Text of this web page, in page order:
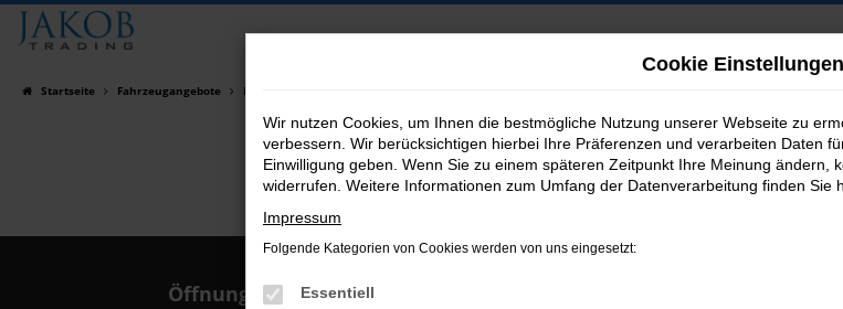
Zum
Hauptinhalt
Startseite Fahrzeugangebote Fahrzeugsuche
B2B-Shop
Öffnungszeiten:
Cookie Einstellungen
Wir nutzen Cookies, um Ihnen die bestmögliche Nutzung unserer Webseite zu
verbessern. Wir berücksichtigen hierbei Ihre Präferenzen und verarbeiten Daten
Einwilligung geben. Wenn Sie zu einem späteren Zeitpunkt Ihre Meinung ändern,
widerrufen. Weitere Informationen zum Umfang der Datenverarbeitung finden Sie
Impressum
Folgende Kategorien von Cookies werden von uns eingesetzt:
Essentiell